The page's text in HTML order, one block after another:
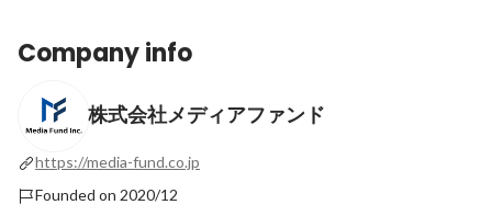
Company info
株式会社メディアファンド
https://media-fund.co.jp
Founded on 2020/12